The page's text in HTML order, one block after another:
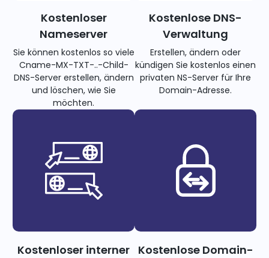
Kostenloser
Nameserver
Sie können kostenlos so viele
Cname-MX-TXT-..-Child-
DNS-Server erstellen, ändern
und löschen, wie Sie
möchten.
Kostenlose DNS-
Verwaltung
Erstellen, ändern oder
kündigen Sie kostenlos einen
privaten NS-Server für Ihre
Domain-Adresse.
Kostenloser interner Kostenlose Domain-